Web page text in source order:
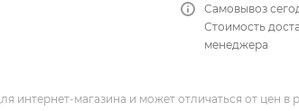
Самовывоз
Стоимость
менеджера
интернет-магазина и может отличаться от цен в